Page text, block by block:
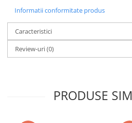
Informatii conformitate produs
Caracteristici
Review-uri(0)
PRODUSE